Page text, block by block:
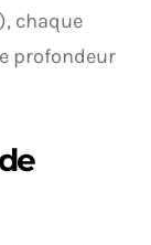
chaque
profondeur